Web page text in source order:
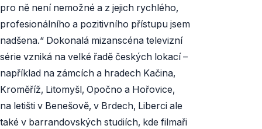
pro ně není nemožné a z jejich rychlého,
profesionálního a pozitivního přístupu jsem
nadšena.“ Dokonalá mizanscéna televizní
série vzniká na velké řadě českých lokací –
například na zámcích a hradech Kačina,
Kroměříž, Litomyšl, Opočno a Hořovice,
na letišti v Benešově, v Brdech, Liberci ale
také v barrandovských studiích, kde filmaři